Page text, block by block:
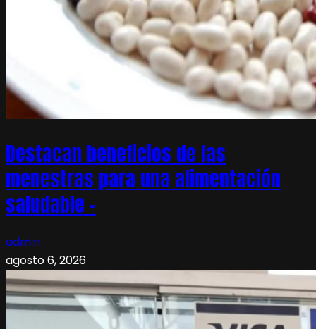
Destacan beneficios de las
menestras para una alimentación
saludable –
admin
agosto 6, 2026